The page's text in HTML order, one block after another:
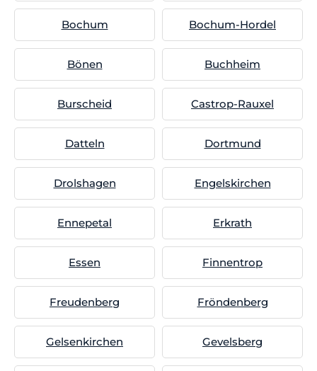
Bochum Bochum-Hordel
Bönen Buchheim
Burscheid Castrop-Rauxel
Datteln Dortmund
Drolshagen Engelskirchen
Ennepetal Erkrath
Essen Finnentrop
Freudenberg Fröndenberg
Gelsenkirchen Gevelsberg